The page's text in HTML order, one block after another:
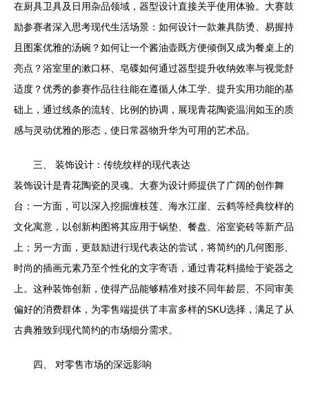
在厨具卫具及日用杂品领域，器型设计直接关乎使用体验。大赛鼓
励参赛者深入思考现代生活场景：如何设计一款兼具防烫、易握持
且图案优雅的汤碗？如何让一个酱油壶既方便倾倒又成为餐桌上的
亮点？浴室里的漱口杯、皂碟如何通过器型提升收纳效率与视觉舒
适度？优秀的参赛作品往往能在遵循人体工学、提升实用功能的基
础上，通过线条的流转、比例的协调，展现青花陶瓷温润如玉的质
感与灵动优雅的形态，使日常器物升华为可用的艺术品。
三、 装饰设计：传统纹样的现代表达
装饰设计是青花陶瓷的灵魂。大赛为设计师提供了广阔的创作舞
台：一方面，可以深入挖掘缠枝莲、海水江崖、云鹤等经典纹样的
文化寓意，以创新构图将其应用于锅垫、餐盘、浴室瓷砖等新产品
上；另一方面，更鼓励进行现代表达的尝试，将简约的几何图形、
时尚的插画元素乃至个性化的文字寄语，通过青花料描绘于瓷器之
上。这种装饰创新，使得产品能够精准对接不同年龄层、不同审美
偏好的消费群体，为零售端提供了丰富多样的SKU选择，满足了从
古典雅致到现代简约的市场细分需求。
四、 对零售市场的深远影响